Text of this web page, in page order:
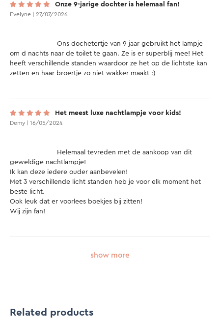
Onze 9-jarige dochter is helemaal fan!
Evelyne | 27/07/2026
om d nachts naar de toilet te gaan. Ze is er superblij mee! Het
heeft verschillende standen waardoor ze het op de lichtste kan
zetten en haar broertje zo niet wakker maakt :)
Het meest luxe nachtlampje voor kids!
Demy | 16/05/2024
geweldige nachtlampje!
Ik kan deze iedere ouder aanbevelen!
Met 3 verschillende licht standen heb je voor elk moment het
beste licht.
Ook leuk dat er voorlees boekjes bij zitten!
Wij zijn fan!
show more
Related products